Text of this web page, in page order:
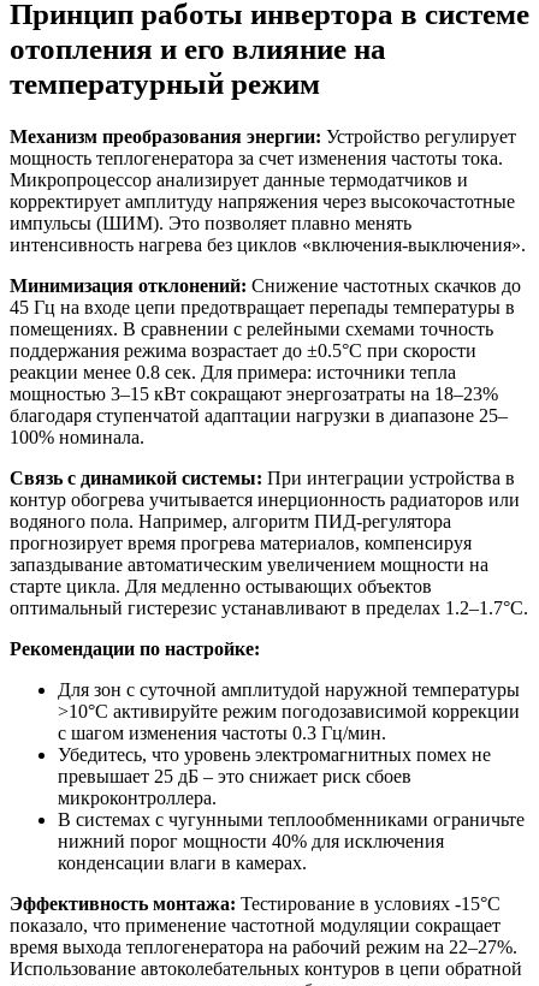
Принцип работы инвертора в системе
отопления и его влияние на
температурный режим
Механизм преобразования энергии: Устройство регулирует
мощность теплогенератора за счет изменения частоты тока.
Микропроцессор анализирует данные термодатчиков и
корректирует амплитуду напряжения через высокочастотные
импульсы (ШИМ). Это позволяет плавно менять
интенсивность нагрева без циклов «включения-выключения».
Минимизация отклонений: Снижение частотных скачков до
45 Гц на входе цепи предотвращает перепады температуры в
помещениях. В сравнении с релейными схемами точность
поддержания режима возрастает до ±0.5°C при скорости
реакции менее 0.8 сек. Для примера: источники тепла
мощностью 3–15 кВт сокращают энергозатраты на 18–23%
благодаря ступенчатой адаптации нагрузки в диапазоне 25–
100% номинала.
Связь с динамикой системы: При интеграции устройства в
контур обогрева учитывается инерционность радиаторов или
водяного пола. Например, алгоритм ПИД-регулятора
прогнозирует время прогрева материалов, компенсируя
запаздывание автоматическим увеличением мощности на
старте цикла. Для медленно остывающих объектов
оптимальный гистерезис устанавливают в пределах 1.2–1.7°C.
Рекомендации по настройке:
Для зон с суточной амплитудой наружной температуры
>10°C активируйте режим погодозависимой коррекции
с шагом изменения частоты 0.3 Гц/мин.
Убедитесь, что уровень электромагнитных помех не
превышает 25 дБ – это снижает риск сбоев
микроконтроллера.
В системах с чугунными теплообменниками ограничьте
нижний порог мощности 40% для исключения
конденсации влаги в камерах.
Эффективность монтажа: Тестирование в условиях -15°C
показало, что применение частотной модуляции сокращает
время выхода теплогенератора на рабочий режим на 22–27%.
Использование автоколебательных контуров в цепи обратной